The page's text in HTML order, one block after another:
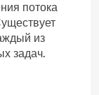
потока
из
задач.